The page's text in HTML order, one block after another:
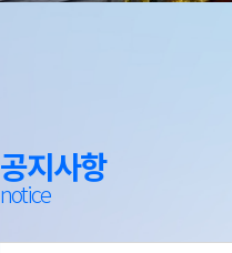
공지사항
notice